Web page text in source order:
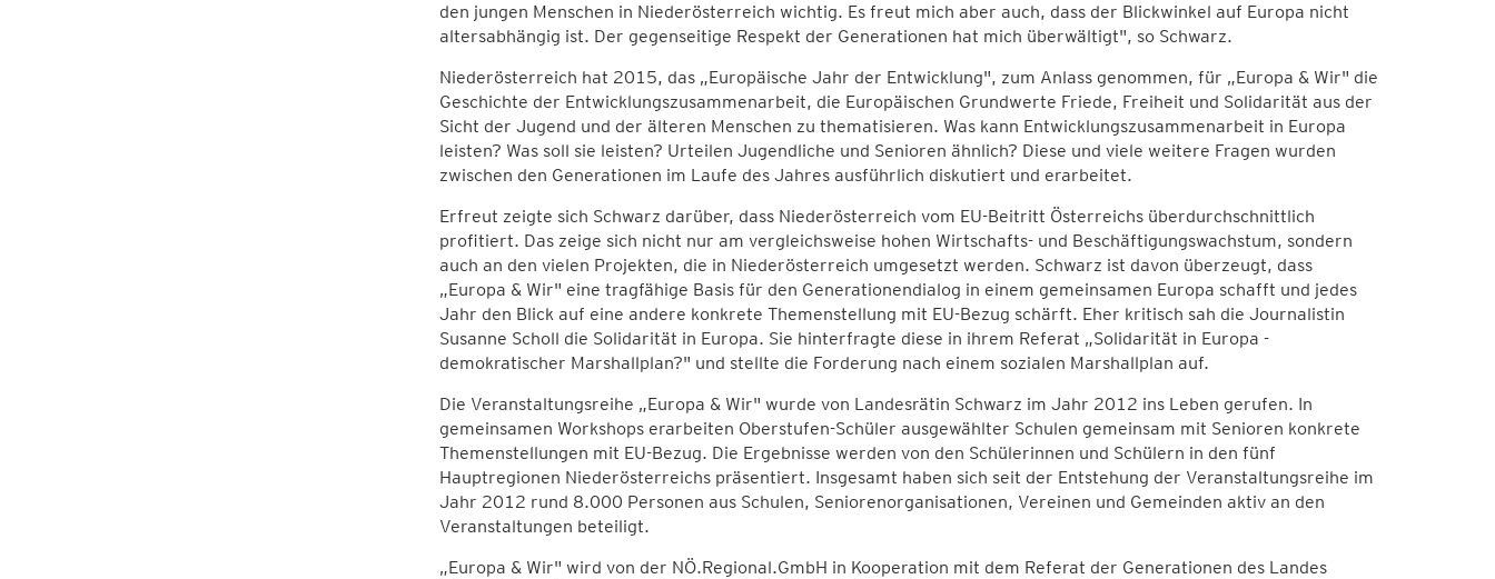
den jungen Menschen in Niederösterreich wichtig. Es freut mich aber auch, dass der Blickwinkel auf Europa nicht
altersabhängig ist. Der gegenseitige Respekt der Generationen hat mich überwältigt", so Schwarz.
Niederösterreich hat 2015, das „Europäische Jahr der Entwicklung", zum Anlass genommen, für „Europa & Wir" die
Geschichte der Entwicklungszusammenarbeit, die Europäischen Grundwerte Friede, Freiheit und Solidarität aus der
Sicht der Jugend und der älteren Menschen zu thematisieren. Was kann Entwicklungszusammenarbeit in Europa
leisten? Was soll sie leisten? Urteilen Jugendliche und Senioren ähnlich? Diese und viele weitere Fragen wurden
zwischen den Generationen im Laufe des Jahres ausführlich diskutiert und erarbeitet.
Erfreut zeigte sich Schwarz darüber, dass Niederösterreich vom EU-Beitritt Österreichs überdurchschnittlich
profitiert. Das zeige sich nicht nur am vergleichsweise hohen Wirtschafts- und Beschäftigungswachstum, sondern
auch an den vielen Projekten, die in Niederösterreich umgesetzt werden. Schwarz ist davon überzeugt, dass
„Europa & Wir" eine tragfähige Basis für den Generationendialog in einem gemeinsamen Europa schafft und jedes
Jahr den Blick auf eine andere konkrete Themenstellung mit EU-Bezug schärft. Eher kritisch sah die Journalistin
Susanne Scholl die Solidarität in Europa. Sie hinterfragte diese in ihrem Referat „Solidarität in Europa -
demokratischer Marshallplan?" und stellte die Forderung nach einem sozialen Marshallplan auf.
Die Veranstaltungsreihe „Europa & Wir" wurde von Landesrätin Schwarz im Jahr 2012 ins Leben gerufen. In
gemeinsamen Workshops erarbeiten Oberstufen-Schüler ausgewählter Schulen gemeinsam mit Senioren konkrete
Themenstellungen mit EU-Bezug. Die Ergebnisse werden von den Schülerinnen und Schülern in den fünf
Hauptregionen Niederösterreichs präsentiert. Insgesamt haben sich seit der Entstehung der Veranstaltungsreihe im
Jahr 2012 rund 8.000 Personen aus Schulen, Seniorenorganisationen, Vereinen und Gemeinden aktiv an den
Veranstaltungen beteiligt.
„Europa & Wir" wird von der NÖ.Regional.GmbH in Kooperation mit dem Referat der Generationen des Landes